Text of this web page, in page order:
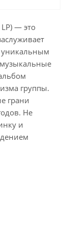
— это
уникальным
группы.
грани
Не
и